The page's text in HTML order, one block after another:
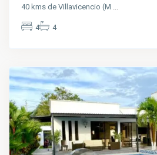
40 kms de Villavicencio (M ...
4 4